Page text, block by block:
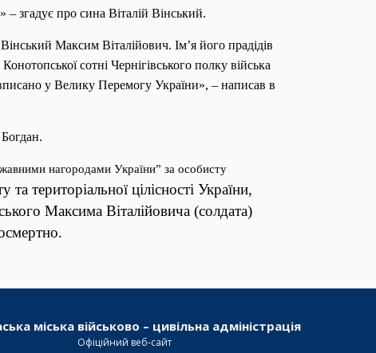
згадує про сина Віталій Вінський.
Максим Віталійович. Ім’я його прадідів
сотні Чернігівського полку війська
у Велику Перемогу України», – написав в
Богдан.
нагородами України” за особисту
територіальної цілісності України,
Максима Віталійовича (солдата)
міська військово – цивільна адміністрація
Офіційний веб-сайт